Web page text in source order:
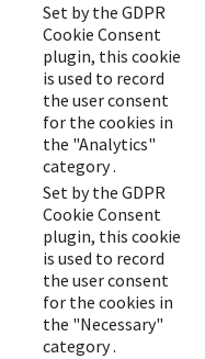
Set by the GDPR
Cookie Consent
plugin, this cookie
is used to record
the user consent
for the cookies in
the "Analytics"
category .
Set by the GDPR
Cookie Consent
plugin, this cookie
is used to record
the user consent
for the cookies in
the "Necessary"
category .